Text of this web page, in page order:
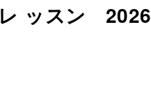
ッスン